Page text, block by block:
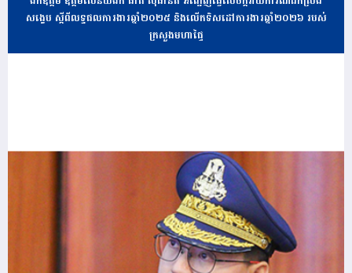
សង្ខេប ស្តីពីលទ្ធផលការងារឆ្នាំ២០២៥ និងលើកទិសដៅការងារឆ្នាំ២០២៦ របស់
ក្រសួងមហាផ្ទៃ